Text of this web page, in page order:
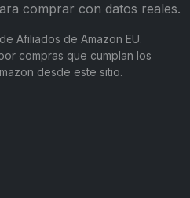
comprar con datos reales.
Afiliados de Amazon EU.
compras que cumplan los
desde este sitio.